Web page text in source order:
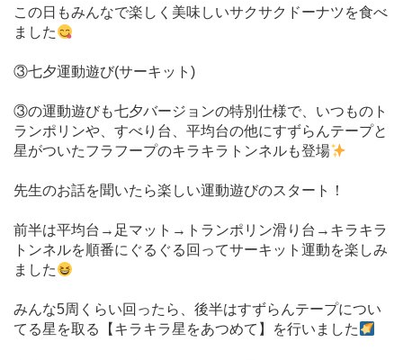
この日もみんなで楽しく美味しいサクサクドーナツを食べ
ました
③七夕運動遊び(サーキット)
③の運動遊びも七夕バージョンの特別仕様で、いつものト
ランポリンや、すべり台、平均台の他にすずらんテープと
星がついたフラフープのキラキラトンネルも登場
先生のお話を聞いたら楽しい運動遊びのスタート！
前半は平均台→足マット→トランポリン滑り台→キラキラ
トンネルを順番にぐるぐる回ってサーキット運動を楽しみ
ました
みんな5周くらい回ったら、後半はすずらんテープについ
てる星を取る【キラキラ星をあつめて】を行いました